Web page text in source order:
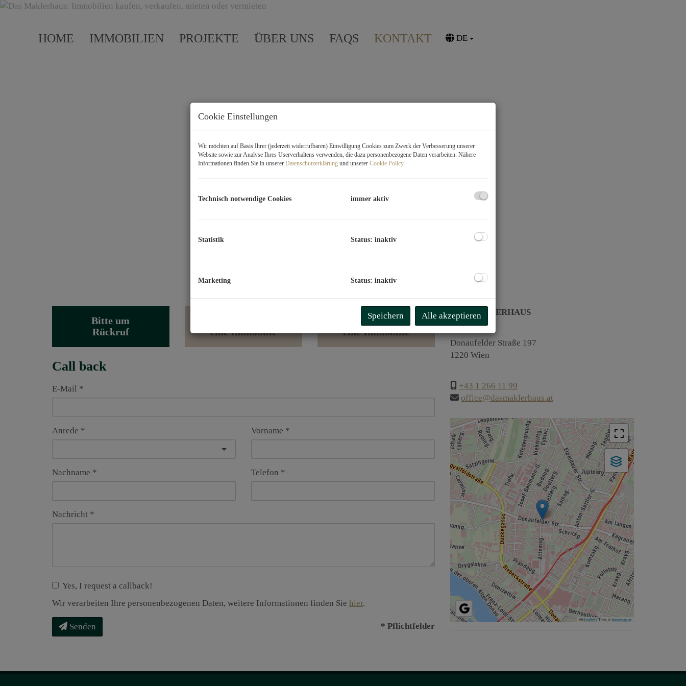
HOME IMMOBILIEN PROJEKTE ÜBER UNS FAQS KONTAKT DE
Bitte um
Rückruf
eine Immobilie
Ich suche
eine Immobilie
Call back
E-Mail
Anrede Vorname
Nachname Telefon
Nachricht
Yes, I request a callback!
Wir verarbeiten Ihre personenbezogenen Daten, weitere Informationen finden Sie hier.
Senden * Pflichtfelder
DAS MAKLERHAUS
by Glorit
Donaufelder Straße 197
1220 Wien
+43 1 266 11 99
office@dasmaklerhaus.at
Leaflet|Tiles ©basemap.at
Cookie Einstellungen
Wir möchten auf Basis Ihrer (jederzeit widerrufbaren) Einwilligung Cookies zum Zweck der Verbesserung unserer
Website sowie zur Analyse Ihres Userverhaltens verwenden, die dazu personenbezogene Daten verarbeiten. Nähere
Informationen finden Sie in unserer Datenschutzerklärung und unserer Cookie Policy.
Technisch notwendige Cookies immer aktiv
Statistik Status: inaktiv
Marketing Status: inaktiv
Speichern Alle akzeptieren